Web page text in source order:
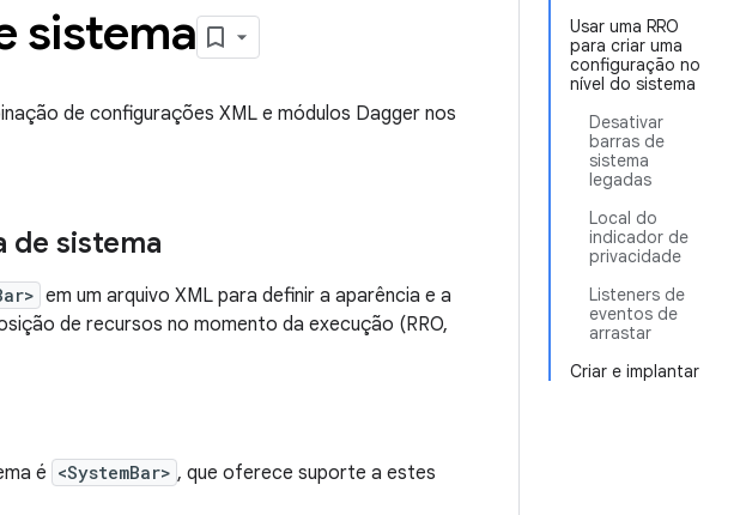
Usar uma RRO
para criar uma
configuração no
nível do sistema
Desativar
barras de
sistema
legadas
Local do
indicador de
privacidade
Listeners de
eventos de
arrastar
Criar e implantar
sistema
de configurações XML e módulos Dagger nos
sistema
em um arquivo XML para definir a aparência e a
de recursos no momento da execução (RRO,
é <SystemBar> , que oferece suporte a estes